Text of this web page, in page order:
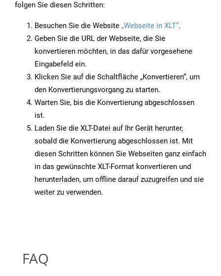
folgen Sie diesen Schritten:
Besuchen Sie die Website „Webseite in XLT“.
Geben Sie die URL der Webseite, die Sie
konvertieren möchten, in das dafür vorgesehene
Eingabefeld ein.
Klicken Sie auf die Schaltfläche „Konvertieren“, um
den Konvertierungsvorgang zu starten.
Warten Sie, bis die Konvertierung abgeschlossen
ist.
Laden Sie die XLT-Datei auf Ihr Gerät herunter,
sobald die Konvertierung abgeschlossen ist. Mit
diesen Schritten können Sie Webseiten ganz einfach
in das gewünschte XLT-Format konvertieren und
herunterladen, um offline darauf zuzugreifen und sie
weiter zu verwenden.
FAQ